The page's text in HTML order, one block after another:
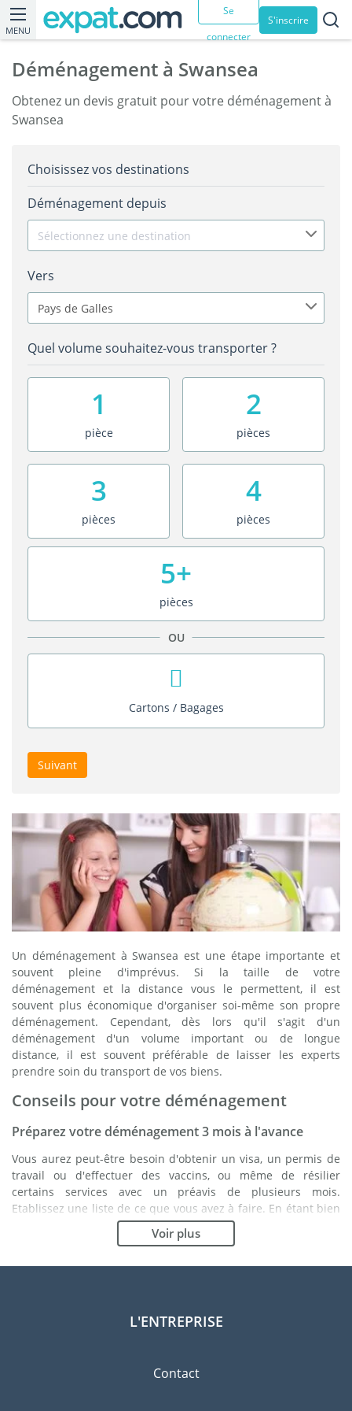
MENU
Se
connecter
S'inscrire
Déménagement à Swansea
Obtenez un devis gratuit pour votre déménagement à
Swansea
Choisissez vos destinations
Déménagement depuis
Sélectionnez une destination
Vers
Pays de Galles
Quel volume souhaitez-vous transporter ?
1
pièce
2
pièces
3
pièces
4
pièces
5+
pièces
OU
Cartons / Bagages
Suivant
Un déménagement à Swansea est une étape importante et
souvent pleine d'imprévus. Si la taille de votre
déménagement et la distance vous le permettent, il est
souvent plus économique d'organiser soi-même son propre
déménagement. Cependant, dès lors qu'il s'agit d'un
déménagement d'un volume important ou de longue
distance, il est souvent préférable de laisser les experts
prendre soin du transport de vos biens.
Conseils pour votre déménagement
Préparez votre déménagement 3 mois à l'avance
Vous aurez peut-être besoin d'obtenir un visa, un permis de
travail ou d'effectuer des vaccins, ou même de résilier
certains services avec un préavis de plusieurs mois.
Etablissez une liste de ce que vous avez à faire. En étant bien
organisé, vous vous assurez du bon déroulement de votre
Choisissez le bon déménageur
indépendants tels que la FIDI vous permettront d'avoir une
variété des emballages disponibles ainsi qu'un réseau
Voir plus
L'ENTREPRISE
Contact